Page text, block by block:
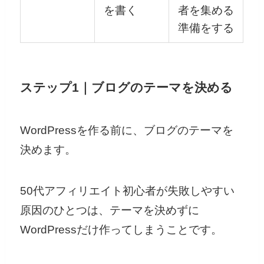
を書く
者を集める
準備をする
ステップ1｜ブログのテーマを決める
WordPressを作る前に、ブログのテーマを
決めます。
50代アフィリエイト初心者が失敗しやすい
原因のひとつは、テーマを決めずに
WordPressだけ作ってしまうことです。